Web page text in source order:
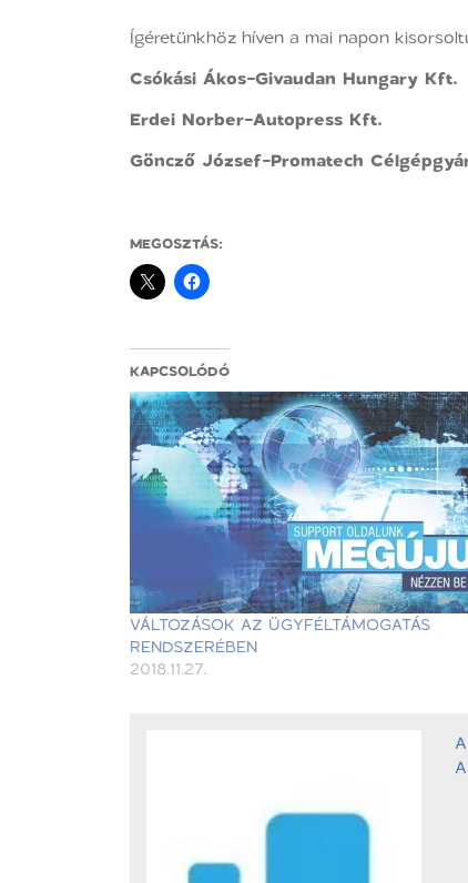
Ígéretünkhöz híven a mai napon
Csókási Ákos-Givaudan Hungary Kft.
Erdei Norber-Autopress Kft.
Göncző József-Promatech
MEGOSZTÁS:
KAPCSOLÓDÓ
VÁLTOZÁSOK AZ ÜGYFÉLTÁMOGATÁS
RENDSZERÉBEN
2018.11.27.